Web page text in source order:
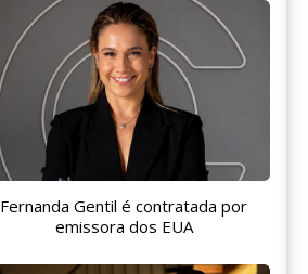
Fernanda Gentil é contratada por
emissora dos EUA